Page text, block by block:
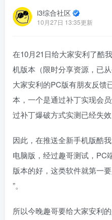
i3综合社区
10月27日 13:35更新
在10月21日给大家安利了酷
机版本（限时分享资源，已
大家安利的PC版有朋友反馈
本，一个是通过补丁实现会
过补丁爆破方式实测已经失
因此，在推送全新手机版酷
电脑版，经过趣哥测试，PC
版本的好，这类软件就第一
”。
所以今晚趣哥要给大家安利